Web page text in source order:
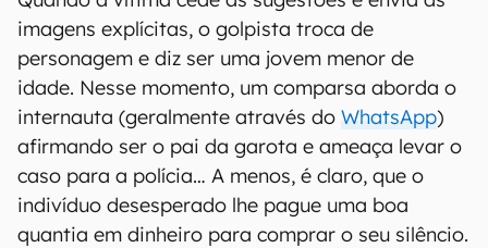
imagens explícitas, o golpista troca de
personagem e diz ser uma jovem menor de
idade. Nesse momento, um comparsa aborda o
internauta (geralmente através do WhatsApp)
afirmando ser o pai da garota e ameaça levar o
caso para a polícia… A menos, é claro, que o
indivíduo desesperado lhe pague uma boa
quantia em dinheiro para comprar o seu silêncio.